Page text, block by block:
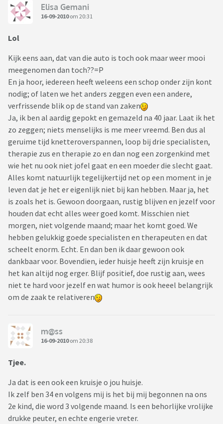
Elisa Gemani
16-09-2010om 20:31
Lol
Kijk eens aan, dat van die auto is toch ook maar weer mooi
meegenomen dan toch??=P
En ja hoor, iedereen heeft weleens een schop onder zijn kont
nodig; of laten we het anders zeggen even een andere,
verfrissende blik op de stand van zaken
Ja, ik ben al aardig gepokt en gemazeld na 40 jaar. Laat ik het
zo zeggen; niets menselijks is me meer vreemd. Ben dus al
geruime tijd knetteroverspannen, loop bij drie specialisten,
therapie zus en therapie zo en dan nog een zorgenkind met
wie het nu ook niet jofel gaat en een moeder die slecht gaat.
Alles komt natuurlijk tegelijkertijd net op een moment in je
leven dat je het er eigenlijk niet bij kan hebben. Maar ja, het
is zoals het is. Gewoon doorgaan, rustig blijven en jezelf voor
houden dat echt alles weer goed komt. Misschien niet
morgen, niet volgende maand; maar het komt goed. We
hebben gelukkig goede specialisten en therapeuten en dat
scheelt enorm. Echt. En dan ben ik daar gewoon ook
dankbaar voor. Bovendien, ieder huisje heeft zijn kruisje en
het kan altijd nog erger. Blijf positief, doe rustig aan, wees
niet te hard voor jezelf en wat humor is ook heeel belangrijk
om de zaak te relativeren
m@ss
16-09-2010om 20:38
Tjee.
Ja dat is een ook een kruisje o jou huisje.
Ik zelf ben 34 en volgens mij is het bij mij begonnen na ons
2e kind, die word 3 volgende maand. Is een behorlijke vrolijke
drukke peuter, en echte engerie vreter.